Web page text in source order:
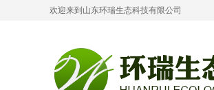
欢迎来到山东环瑞生态科技有限公司